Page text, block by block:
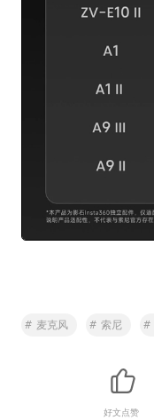
# 麦克风 # 索尼 #
好文点赞